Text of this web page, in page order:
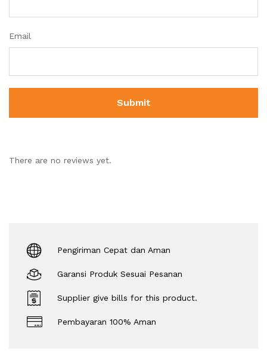
Email
There are no reviews yet.
Pengiriman Cepat dan Aman
Garansi Produk Sesuai Pesanan
Supplier give bills for this product.
Pembayaran 100% Aman